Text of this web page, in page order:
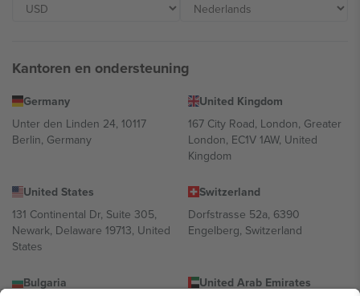
Kantoren en ondersteuning
Germany
Unter den Linden 24, 10117
Berlin, Germany
United Kingdom
167 City Road, London, Greater
London, EC1V 1AW, United
Kingdom
United States
131 Continental Dr, Suite 305,
Newark, Delaware 19713, United
States
Switzerland
Dorfstrasse 52a, 6390
Engelberg, Switzerland
Bulgaria
United Arab Emirates